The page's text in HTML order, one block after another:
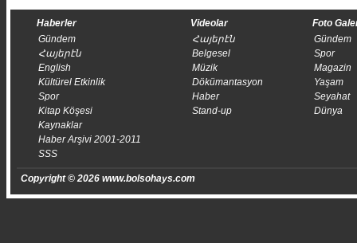
Haberler
Gündem
Հայերէն
English
Kültürel Etkinlik
Spor
Kitap Köşesi
Kaynaklar
Haber Arşivi 2001-2011
SSS
Videolar
Հայերէն
Belgesel
Müzik
Dökümantasyon
Haber
Stand-up
Foto
Gündem
Spor
Magazin
Yaşam
Seyahat
Dünya
Copyright © 2026 www.bolsohays.com